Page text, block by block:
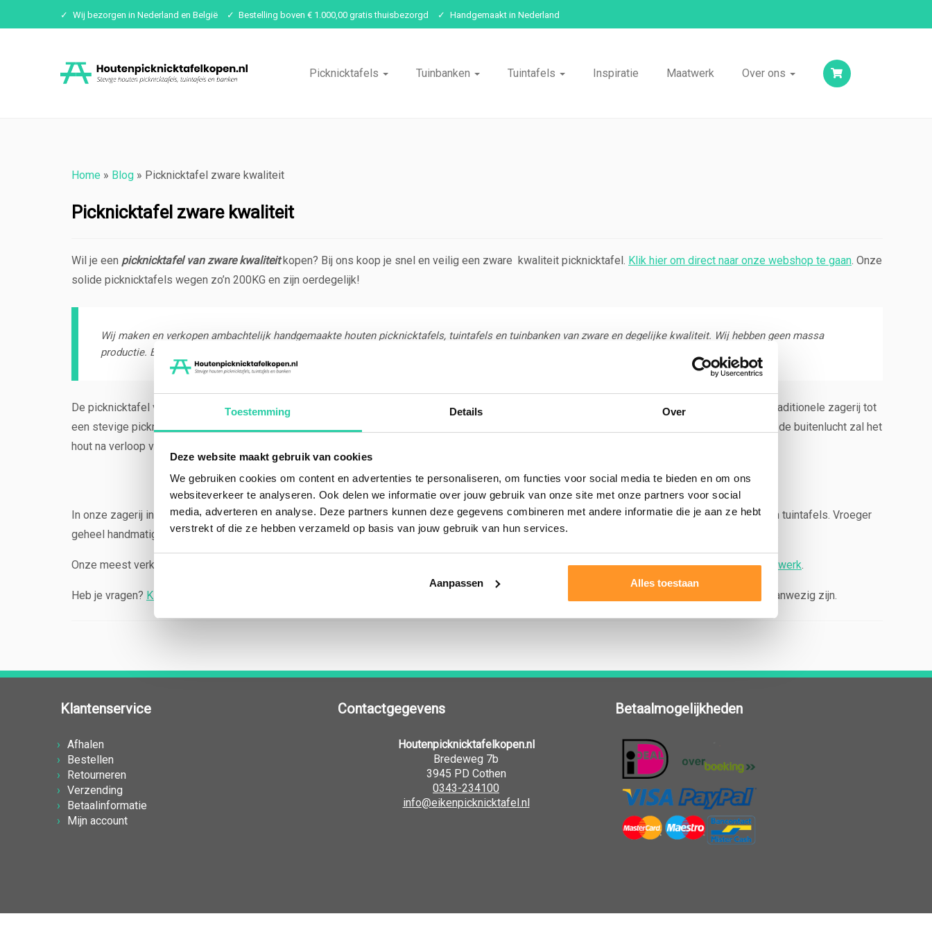
Toestemming Details Over
Deze website maakt gebruik van cookies
We gebruiken cookies om content en advertenties te personaliseren, om functies voor social media te bieden en om ons
websiteverkeer te analyseren. Ook delen we informatie over jouw gebruik van onze site met onze partners voor social
media, adverteren en analyse. Deze partners kunnen deze gegevens combineren met andere informatie die je aan ze hebt
verstrekt of die ze hebben verzameld op basis van jouw gebruik van hun services.
Aanpassen Alles toestaan
Wij bezorgen in Nederland en België Bestelling boven € 1.000,00 gratis thuisbezorgd Handgemaakt in Nederland
Picknicktafels Tuinbanken Tuintafels Inspiratie Maatwerk Over ons
Home » Blog » Picknicktafel zware kwaliteit
Picknicktafel zware kwaliteit
Wil je een picknicktafel van zware kwaliteitkopen? Bij ons koop je snel en veilig een zware kwaliteit picknicktafel. Klik hier om direct naar onze webshop te gaan . Onze
solide picknicktafels wegen zo’n 200KG en zijn oerdegelijk!
Wij maken en verkopen ambachtelijk handgemaakte houten picknicktafels, tuintafels en tuinbanken van zware en degelijke kwaliteit. Wij hebben geen massa
productie. Elk product, wat het ook is, is maatwerk en dus uniek. De meeste producten worden dan ook op bestelling gemaakt.
De picknicktafel van zware kwaliteit is gemaakt van douglas of eikenhout dat gekapt is in Nederland of Duitsland. Het hout bewerken wij in onze traditionele zagerij tot
een stevige picknicktafel. De picknicktafel heeft onbehandeld van nature een hoge duurzaamheid en is daarom erg geschikt voor buitengebruik. In de buitenlucht zal het
hout na verloop van tijd vergrijzen. Vanwege de duurzame en sterkte houtsoort, kan deze degelijke picknicktafel tot wel 10-15 jaar mee gaan.
In onze zagerij in Gelderland zagen en maken wij sinds 1886 met veel passie, plezier en vakmanschap dagelijks houten picknicktafel, tuinbaken en tuintafels. Vroeger
geheel handmatig in een diepe zaagkuil. Tegenwoordig met een bandzaag waarop stammen tot een diameter van 125 cm gezaagd kunnen worden.
Onze meest verkochte producten vind je in de ). Maar uiteraard kun je bij ons ook terecht voormaatwerk.
Heb je vragen? Klik dan hier om vrijblijvend contact met ons op te nemen ! Je kunt ons het beste per e-mail bereiken, omdat wij veel in de zagerij aanwezig zijn.
Klantenservice
Afhalen
Bestellen
Retourneren
Verzending
Betaalinformatie
Mijn account
Contactgegevens
Houtenpicknicktafelkopen.nl
Bredeweg 7b
3945 PD Cothen
0343-234100
info@eikenpicknicktafel.nl
Betaalmogelijkheden